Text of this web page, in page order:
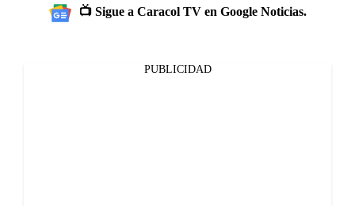
📺 Sigue a Caracol TV en Google Noticias.
PUBLICIDAD